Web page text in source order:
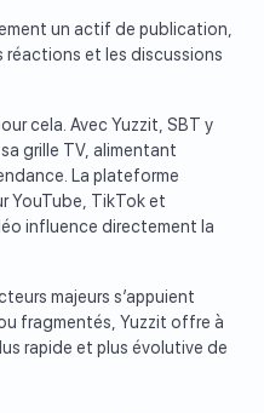
un actif de publication,
réactions et les discussions
cela. Avec Yuzzit, SBT y
grille TV, alimentant
La plateforme
YouTube, TikTok et
influence directement la
majeurs s’appuient
fragmentés, Yuzzit offre à
rapide et plus évolutive de